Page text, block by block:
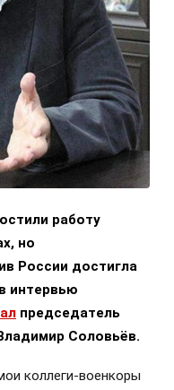
работу
но
России достигла
интервью
председатель
Соловьёв.
коллеги-военкоры